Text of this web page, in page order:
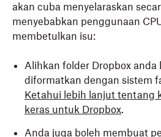
akan cuba menyelaraskan
menyebabkan penggunaan
membetulkan isu:
Alihkan folder Dropbox anda
diformatkan dengan sistem
Ketahui lebih lanjut tentang
keras untuk Dropbox.
Anda juga boleh membuat